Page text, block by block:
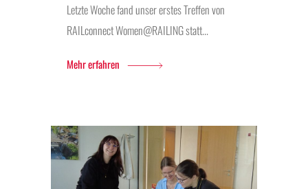
Letzte Woche fand unser erstes Treffen von
RAILconnect Women@RAILING statt...
Mehr erfahren